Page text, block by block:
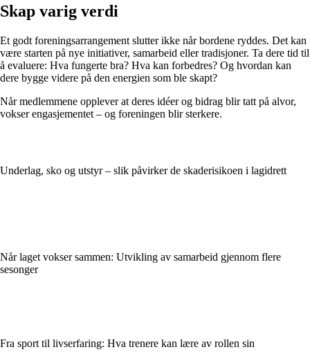
Skap varig verdi
Et godt foreningsarrangement slutter ikke når bordene ryddes. Det kan
være starten på nye initiativer, samarbeid eller tradisjoner. Ta dere tid til
å evaluere: Hva fungerte bra? Hva kan forbedres? Og hvordan kan
dere bygge videre på den energien som ble skapt?
Når medlemmene opplever at deres idéer og bidrag blir tatt på alvor,
vokser engasjementet – og foreningen blir sterkere.
Underlag, sko og utstyr – slik påvirker de skaderisikoen i lagidrett
Når laget vokser sammen: Utvikling av samarbeid gjennom flere
sesonger
Fra sport til livserfaring: Hva trenere kan lære av rollen sin